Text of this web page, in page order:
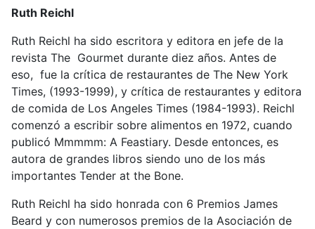
Ruth Reichl
Ruth Reichl ha sido escritora y editora en jefe de la
revista The Gourmet durante diez años. Antes de
eso, fue la crítica de restaurantes de The New York
Times, (1993-1999), y crítica de restaurantes y editora
de comida de Los Angeles Times (1984-1993). Reichl
comenzó a escribir sobre alimentos en 1972, cuando
publicó Mmmmm: A Feastiary. Desde entonces, es
autora de grandes libros siendo uno de los más
importantes Tender at the Bone.
Ruth Reichl ha sido honrada con 6 Premios James
Beard y con numerosos premios de la Asociación de